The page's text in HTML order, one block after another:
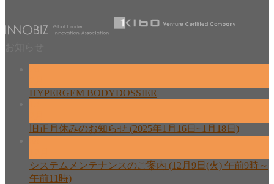
HYPERGEM BODYDOSSIER
旧正月休みのお知らせ (2025年1月16日~1月18日)
システムメンテナンスのご案内 (12月9日(火) 午前9時～
午前11時)